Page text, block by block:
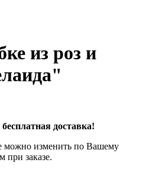
из роз и
бесплатная доставка!
можно изменить по Вашему
при заказе.